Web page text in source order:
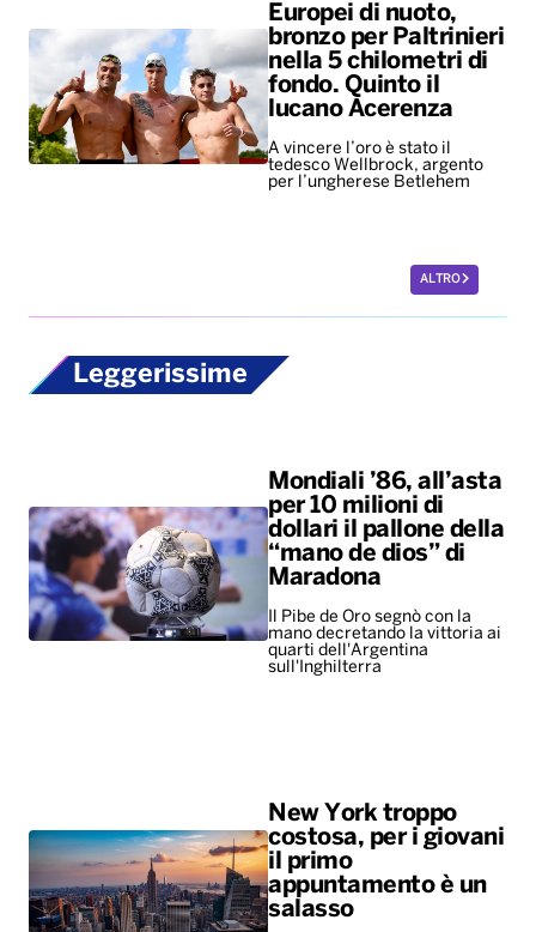
Europei di nuoto,
bronzo per Paltrinieri
nella 5 chilometri di
fondo. Quinto il
lucano Acerenza
A vincere l’oro è stato il
tedesco Wellbrock, argento
per l’ungherese Betlehem
ALTRO
Leggerissime
Mondiali ’86, all’asta
per 10 milioni di
dollari il pallone della
“mano de dios” di
Maradona
Il Pibe de Oro segnò con la
mano decretando la vittoria ai
quarti dell'Argentina
sull'Inghilterra
New York troppo
costosa, per i giovani
il primo
appuntamento è un
salasso